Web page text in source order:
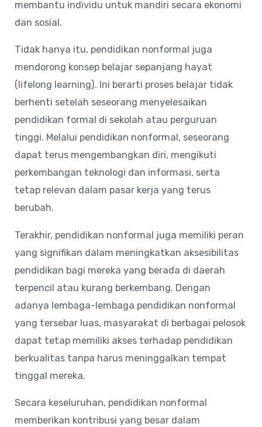
membantu individu untuk mandiri secara ekonomi
dan sosial.
Tidak hanya itu, pendidikan nonformal juga
mendorong konsep belajar sepanjang hayat
(lifelong learning). Ini berarti proses belajar tidak
berhenti setelah seseorang menyelesaikan
pendidikan formal di sekolah atau perguruan
tinggi. Melalui pendidikan nonformal, seseorang
dapat terus mengembangkan diri, mengikuti
perkembangan teknologi dan informasi, serta
tetap relevan dalam pasar kerja yang terus
berubah.
Terakhir, pendidikan nonformal juga memiliki peran
yang signifikan dalam meningkatkan aksesibilitas
pendidikan bagi mereka yang berada di daerah
terpencil atau kurang berkembang. Dengan
adanya lembaga-lembaga pendidikan nonformal
yang tersebar luas, masyarakat di berbagai pelosok
dapat tetap memiliki akses terhadap pendidikan
berkualitas tanpa harus meninggalkan tempat
tinggal mereka.
Secara keseluruhan, pendidikan nonformal
memberikan kontribusi yang besar dalam